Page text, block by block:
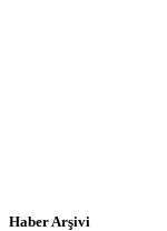
Haber Arşivi